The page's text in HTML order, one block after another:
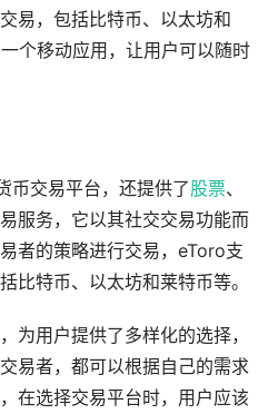
易，包括比特币、以太坊和
个移动应用，让用户可以随时
币交易平台，还提供了股票、
服务，它以其社交交易功能而
者的策略进行交易，eToro支
比特币、以太坊和莱特币等。
为用户提供了多样化的选择，
易者，都可以根据自己的需求
在选择交易平台时，用户应该